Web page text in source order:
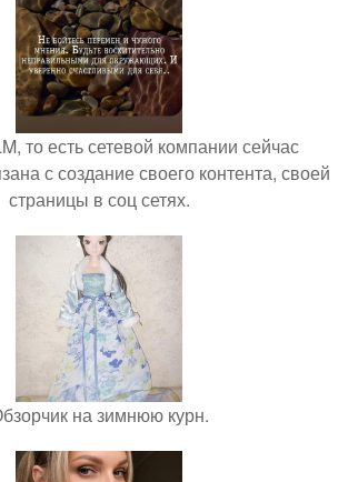
то есть сетевой компании сейчас
с создание своего контента, своей
страницы в соц сетях.
на зимнюю курн.